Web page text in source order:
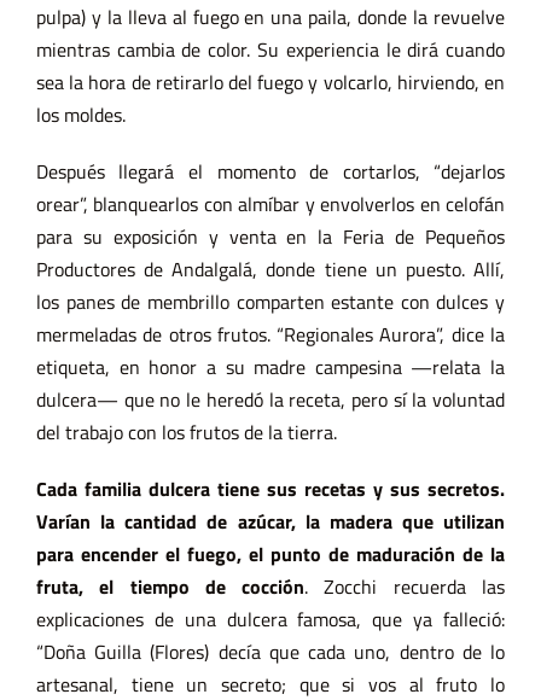
pulpa) y la lleva al fuego en una paila, donde la revuelve
mientras cambia de color. Su experiencia le dirá cuando
sea la hora de retirarlo del fuego y volcarlo, hirviendo, en
los moldes.
Después llegará el momento de cortarlos, “dejarlos
orear”, blanquearlos con almíbar y envolverlos en celofán
para su exposición y venta en la Feria de Pequeños
Productores de Andalgalá, donde tiene un puesto. Allí,
los panes de membrillo comparten estante con dulces y
mermeladas de otros frutos. “Regionales Aurora”, dice la
etiqueta, en honor a su madre campesina —relata la
dulcera— que no le heredó la receta, pero sí la voluntad
del trabajo con los frutos de la tierra.
Cada familia dulcera tiene sus recetas y sus secretos.
Varían la cantidad de azúcar, la madera que utilizan
para encender el fuego, el punto de maduración de la
fruta, el tiempo de cocción. Zocchi recuerda las
explicaciones de una dulcera famosa, que ya falleció:
“Doña Guilla (Flores) decía que cada uno, dentro de lo
artesanal, tiene un secreto; que si vos al fruto lo